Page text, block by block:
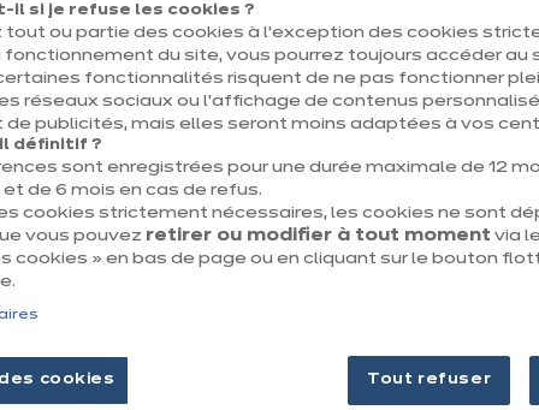
Mentions légales & CGU Politique des
il si je refuse les cookies ?
tout ou partie des cookies à l’exception des cookies
fonctionnement du site, vous pourrez toujours accéder au
fonctionnalités risquent de ne pas fonctionner
réseaux sociaux ou l’affichage de contenus
publicités, mais elles seront moins adaptées à vos
définitif ?
sont enregistrées pour une durée maximale de 12
de 6 mois en cas de refus.
cookies strictement nécessaires, les cookies ne sont
vous pouvez retirer ou modifier à tout moment via
cookies » en bas de page ou en cliquant sur le bouton
cookies Tout refuser